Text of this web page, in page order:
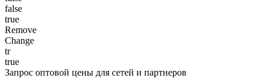
false
true
Remove
Change
tr
true
Запрос оптовой цены для сетей и партнеров